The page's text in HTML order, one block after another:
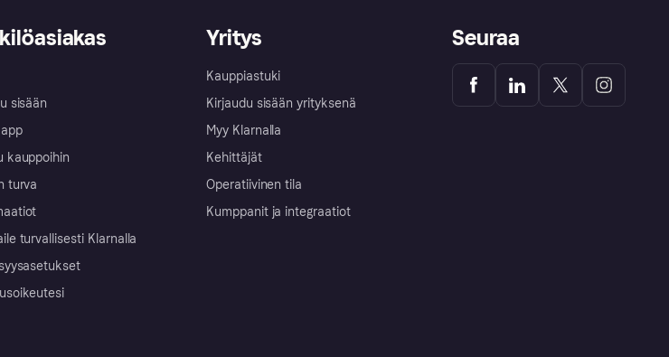
sisään
kauppoihin
turva
turvallisesti Klarnalla
Yritys
Kauppiastuki
Kirjaudu sisään yrityksenä
Myy Klarnalla
Kehittäjät
Operatiivinen tila
Kumppanit ja integraatiot
Seuraa